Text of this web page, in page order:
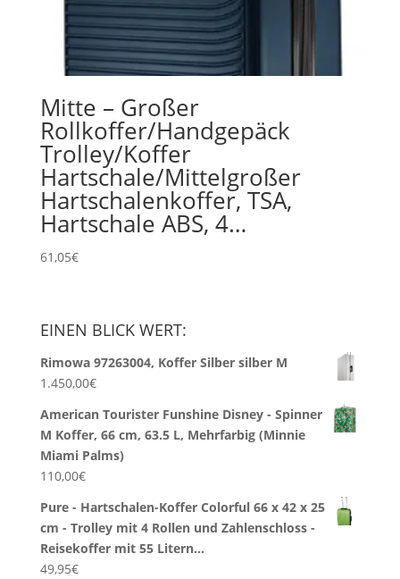
Mitte – Großer
Rollkoffer/Handgepäck
Trolley/Koffer
Hartschale/Mittelgroßer
Hartschalenkoffer, TSA,
Hartschale ABS, 4…
61,05€
EINEN BLICK WERT:
Rimowa 97263004, Koffer Silber silber M
1.450,00€
American Tourister Funshine Disney - Spinner
M Koffer, 66 cm, 63.5 L, Mehrfarbig (Minnie
Miami Palms)
110,00€
Pure - Hartschalen-Koffer Colorful 66 x 42 x 25
cm - Trolley mit 4 Rollen und Zahlenschloss -
Reisekoffer mit 55 Litern…
49,95€